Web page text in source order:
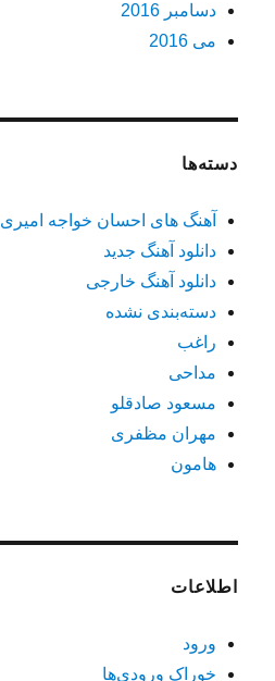
دسامبر 2016
می 2016
دسته‌ها
آهنگ های احسان خواجه امیری
دانلود آهنگ جدید
دانلود آهنگ خارجی
دسته‌بندی نشده
راغب
مداحی
مسعود صادقلو
مهران مظفری
هامون
اطلاعات
ورود
خوراک ورودی‌ها